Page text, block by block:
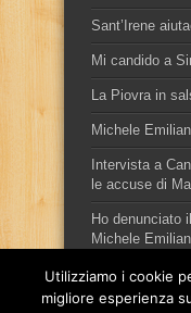
Sant’Irene
Mi candido a
La Piovra in
Michele
Intervista a
le accuse di
Ho denunciato
Michele
Utilizziamo i cookie
migliore esperienza